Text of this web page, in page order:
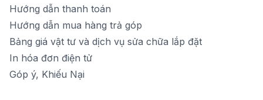
Hướng dẫn thanh toán
Hướng dẫn mua hàng trả góp
Bảng giá vật tư và dịch vụ sửa chữa lắp đặt
In hóa đơn điện tử
Góp ý, Khiếu Nại